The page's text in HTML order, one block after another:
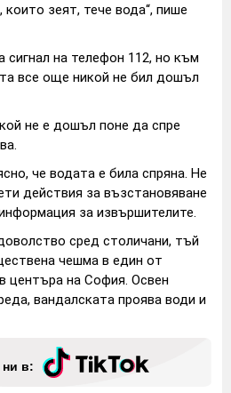
зеят, тече вода“, пише
сигнал на телефон 112, но към
все още никой не бил дошъл
не е дошъл поне да спре
че водата е била спряна. Не
действия за възстановяване
за извършителите.
сред столичани, тъй
чешма в един от
центъра на София. Освен
вандалската проява води и
ни в: